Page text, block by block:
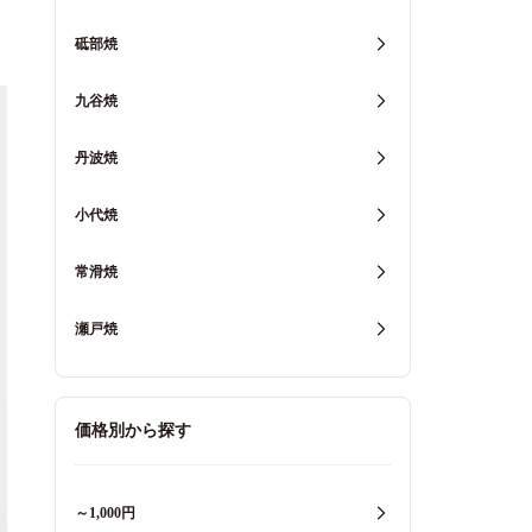
砥部焼
九谷焼
丹波焼
小代焼
常滑焼
瀬戸焼
価格別から探す
～1,000円